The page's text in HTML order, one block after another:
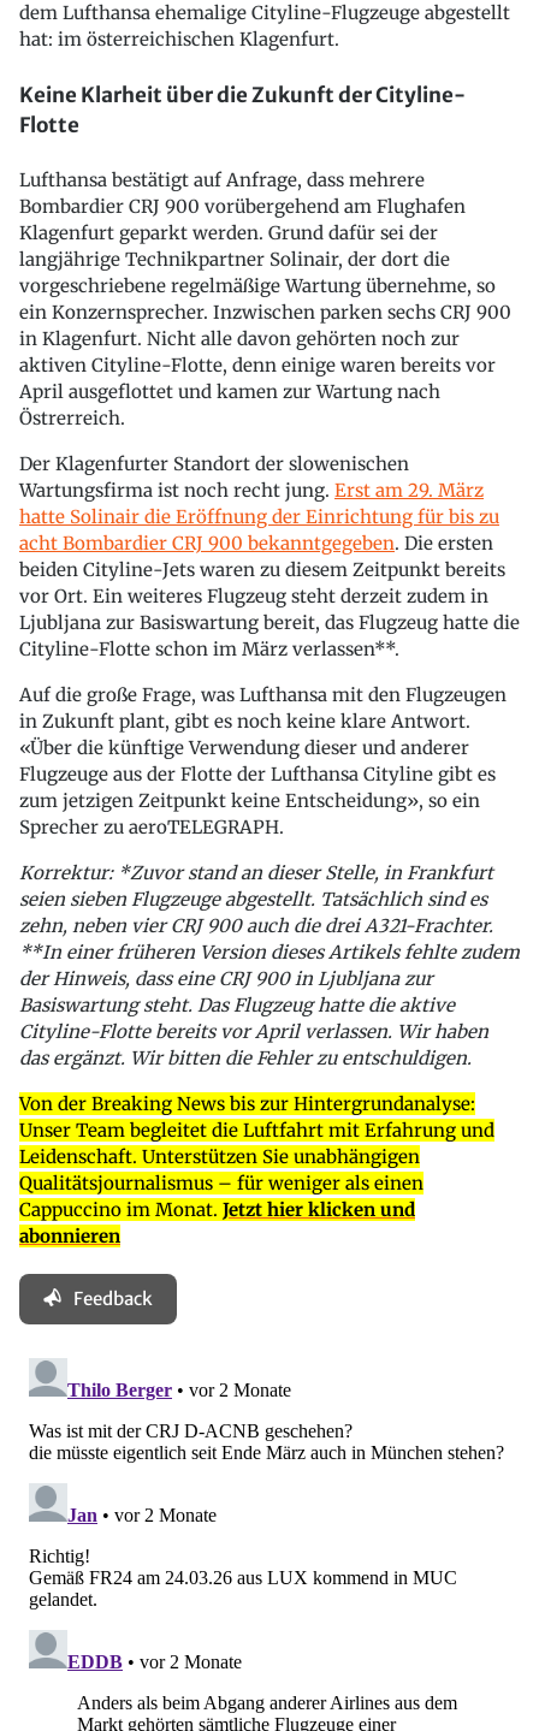
dem Lufthansa ehemalige Cityline-Flugzeuge abgestellt
hat: im österreichischen Klagenfurt.
Keine Klarheit über die Zukunft der Cityline-
Flotte
Lufthansa bestätigt auf Anfrage, dass mehrere
Bombardier CRJ 900 vorübergehend am Flughafen
Klagenfurt geparkt werden. Grund dafür sei der
langjährige Technikpartner Solinair, der dort die
vorgeschriebene regelmäßige Wartung übernehme, so
ein Konzernsprecher. Inzwischen parken sechs CRJ 900
in Klagenfurt. Nicht alle davon gehörten noch zur
aktiven Cityline-Flotte, denn einige waren bereits vor
April ausgeflottet und kamen zur Wartung nach
Östrerreich.
Der Klagenfurter Standort der slowenischen
Wartungsfirma ist noch recht jung. Erst am 29. März
hatte Solinair die Eröffnung der Einrichtung für bis zu
acht Bombardier CRJ 900 bekanntgegeben. Die ersten
beiden Cityline-Jets waren zu diesem Zeitpunkt bereits
vor Ort. Ein weiteres Flugzeug steht derzeit zudem in
Ljubljana zur Basiswartung bereit, das Flugzeug hatte die
Cityline-Flotte schon im März verlassen**.
Auf die große Frage, was Lufthansa mit den Flugzeugen
in Zukunft plant, gibt es noch keine klare Antwort.
«Über die künftige Verwendung dieser und anderer
Flugzeuge aus der Flotte der Lufthansa Cityline gibt es
zum jetzigen Zeitpunkt keine Entscheidung», so ein
Sprecher zu aeroTELEGRAPH.
Korrektur: *Zuvor stand an dieser Stelle, in Frankfurt
seien sieben Flugzeuge abgestellt. Tatsächlich sind es
zehn, neben vier CRJ 900 auch die drei A321-Frachter.
**In einer früheren Version dieses Artikels fehlte zudem
der Hinweis, dass eine CRJ 900 in Ljubljana zur
Basiswartung steht. Das Flugzeug hatte die aktive
Cityline-Flotte bereits vor April verlassen. Wir haben
das ergänzt. Wir bitten die Fehler zu entschuldigen.
Von der Breaking News bis zur Hintergrundanalyse:
Unser Team begleitet die Luftfahrt mit Erfahrung und
Leidenschaft. Unterstützen Sie unabhängigen
Qualitätsjournalismus – für weniger als einen
Cappuccino im Monat. Jetzt hier klicken und
abonnieren
Feedback